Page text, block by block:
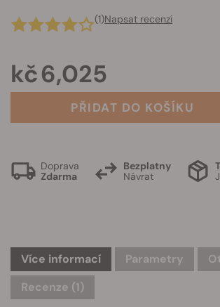
(1)Napsat recenzi
kč 6,025
PŘIDAT DO KOŠÍKU
Doprava
Zdarma
Bezplatny
Návrat
Více informací Parametry
Recenze (1)